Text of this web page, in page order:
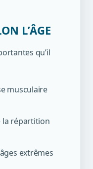
L’ÂGE
qu’il
musculaire
la répartition
extrêmes